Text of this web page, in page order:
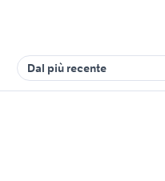
Dal più recente